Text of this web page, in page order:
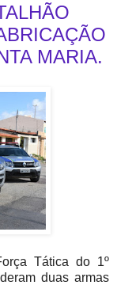
MARIA.
Tática do 1º
duas armas